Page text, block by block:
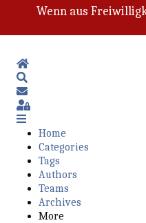
Wenn aus
Home
Subscribe to blog
Sign In
Home
Categories
Tags
Authors
Teams
Archives
More